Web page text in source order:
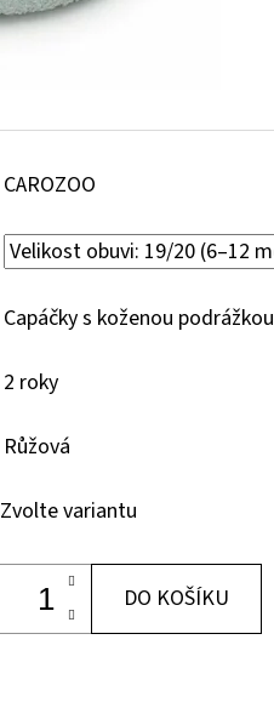
CAROZOO
Capáčky s koženou podrážkou
2 roky
Růžová
Zvolte variantu
DO KOŠÍKU